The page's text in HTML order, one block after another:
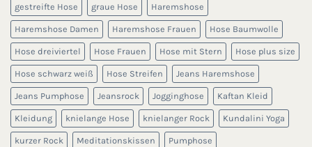
gestreifte Hose graue Hose Haremshose
Haremshose Damen Haremshose Frauen Hose Baumwolle
Hose dreiviertel Hose Frauen Hose mit Stern Hose plus size
Hose schwarz weiß Hose Streifen Jeans Haremshose
Jeans Pumphose Jeansrock Jogginghose Kaftan Kleid
Kleidung knielange Hose knielanger Rock Kundalini Yoga
kurzer Rock Meditationskissen Pumphose